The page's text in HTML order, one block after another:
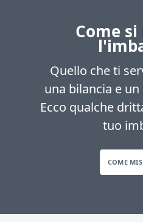
Come
Quello che ti
una bilancia e un
Ecco qualche
tuo
COME